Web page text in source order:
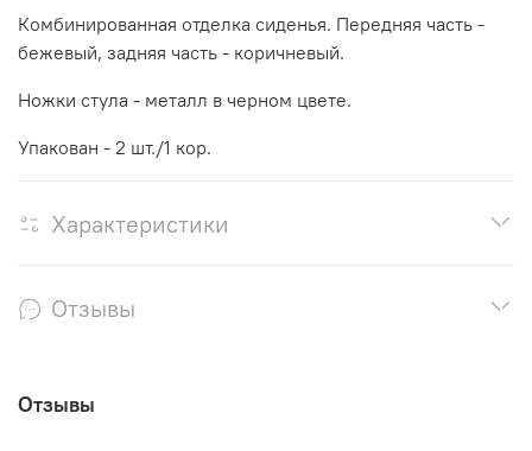
Комбинированная отделка сиденья. Передняя часть -
бежевый, задняя часть - коричневый.
Ножки стула - металл в черном цвете.
Упакован - 2 шт./1 кор.
Характеристики
Отзывы
Отзывы